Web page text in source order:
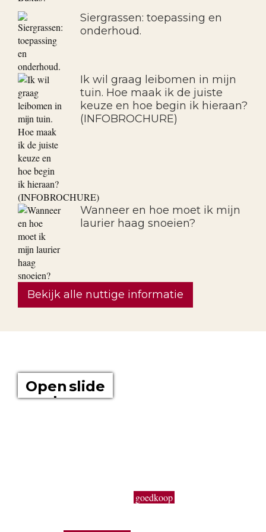
Siergrassen: toepassing en
onderhoud.
Ik wil graag leibomen in mijn
tuin. Hoe maak ik de juiste
keuze en hoe begin ik hieraan?
(INFOBROCHURE)
Wanneer en hoe moet ik mijn
laurier haag snoeien?
Bekijk alle nuttige informatie
Open slide
show
goedkoop